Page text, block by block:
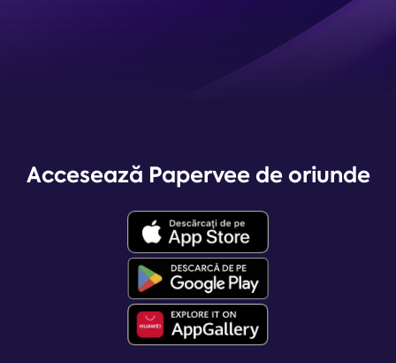
Accesează Papervee de oriunde